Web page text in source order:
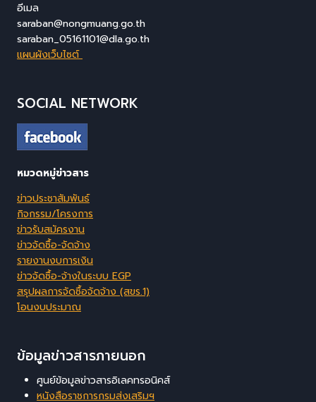
อีเมล
saraban@nongmuang.go.th
saraban_05161101@dla.go.th
แผนผังเว็บไซต์
SOCIAL NETWORK
หมวดหมู่ข่าวสาร
ข่าวประชาสัมพันธ์
กิจกรรม/โครงการ
ข่าวรับสมัครงาน
ข่าวจัดซื้อ-จัดจ้าง
รายงานงบการเงิน
ข่าวจัดซื้อ-จ้างในระบบ EGP
สรุปผลการจัดซื้อจัดจ้าง (สขร.1)
โอนงบประมาณ
ข้อมูลข่าวสารภายนอก
ศูนย์ข้อมูลข่าวสารอิเลคทรอนิคส์
หนังสือราชการกรมส่งเสริมฯ